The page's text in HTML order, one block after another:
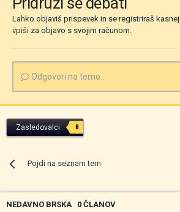
Lahko objaviš prispevek in se registriraš
vpiši za objavo s svojim računom.
Odgovori na temo...
Zasledovalci 8
Pojdi na seznam tem
NEDAVNO BRSKA 0 ČLANOV